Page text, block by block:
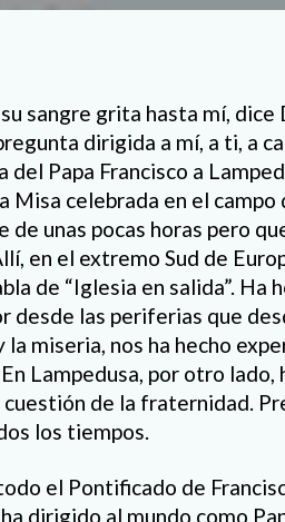
sangre grita hasta mí, dice
dirigida a mí, a ti, a
Papa Francisco a
Misa celebrada en el
unas pocas horas pero
en el extremo Sud de
de “Iglesia en salida”. Ha
desde las periferias que
miseria, nos ha hecho
Lampedusa, por otro lado,
de la fraternidad.
los tiempos.
el Pontificado de
dirigido al mundo como